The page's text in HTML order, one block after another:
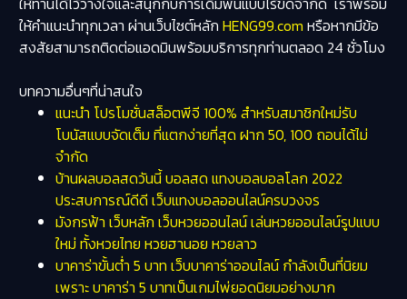
ให้คำแนะนำทุกเวลา ผ่านเว็บไซต์หลัก HENG99.com หรือหากมีข้อ
สงสัยสามารถติดต่อแอดมินพร้อมบริการทุกท่านตลอด 24 ชั่วโมง
บทความอื่นๆที่น่าสนใจ
แนะนำ โปรโมชั่นสล็อตพีจี 100% สำหรับสมาชิกใหม่รับ
โบนัสแบบจัดเต็ม ที่แตกง่ายที่สุด ฝาก 50, 100 ถอนได้ไม่
จำกัด
บ้านผลบอลสดวันนี้ บอลสด แทงบอลบอลโลก 2022
ประสบการณ์ดีดี เว็บแทงบอลออนไลน์ครบวงจร
มังกรฟ้า เว็บหลัก เว็บหวยออนไลน์ เล่นหวยออนไลน์รูปแบบ
ใหม่ ทั้งหวยไทย หวยฮานอย หวยลาว
บาคาร่าขั้นต่ำ 5 บาท เว็บบาคาร่าออนไลน์ กำลังเป็นที่นิยม
เพราะ บาคาร่า 5 บาทเป็นเกมไพ่ยอดนิยมอย่างมาก